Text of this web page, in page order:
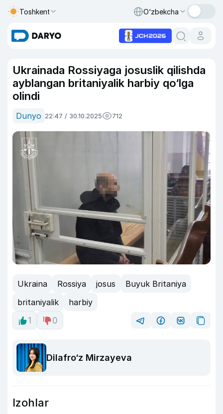
Toshkent O‘zbekcha
Ukrainada Rossiyaga josuslik qilishda
ayblangan britaniyalik harbiy qo‘lga
olindi
Dunyo 22:47 / 30.10.2025 712
Ukraina Rossiya josus
Buyuk Britaniya
britaniyalik
harbiy
1
0
Dilafro‘z Mirzayeva
Izohlar